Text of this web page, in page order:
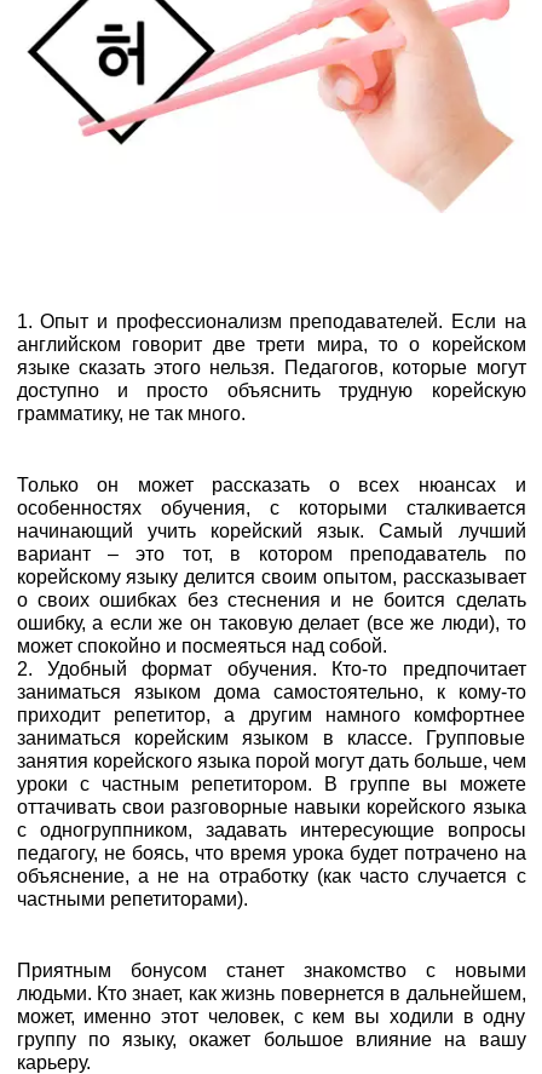
1. Опыт и профессионализм преподавателей. Если на
английском говорит две трети мира, то о корейском
языке сказать этого нельзя. Педагогов, которые могут
доступно и просто объяснить трудную корейскую
грамматику, не так много.
Только он может рассказать о всех нюансах и
особенностях обучения, с которыми сталкивается
начинающий учить корейский язык. Самый лучший
вариант – это тот, в котором преподаватель по
корейскому языку делится своим опытом, рассказывает
о своих ошибках без стеснения и не боится сделать
ошибку, а если же он таковую делает (все же люди), то
может спокойно и посмеяться над собой.
2. Удобный формат обучения. Кто-то предпочитает
заниматься языком дома самостоятельно, к кому-то
приходит репетитор, а другим намного комфортнее
заниматься корейским языком в классе. Групповые
занятия корейского языка порой могут дать больше, чем
уроки с частным репетитором. В группе вы можете
оттачивать свои разговорные навыки корейского языка
с одногруппником, задавать интересующие вопросы
педагогу, не боясь, что время урока будет потрачено на
объяснение, а не на отработку (как часто случается с
частными репетиторами).
Приятным бонусом станет знакомство с новыми
людьми. Кто знает, как жизнь повернется в дальнейшем,
может, именно этот человек, с кем вы ходили в одну
группу по языку, окажет большое влияние на вашу
карьеру.